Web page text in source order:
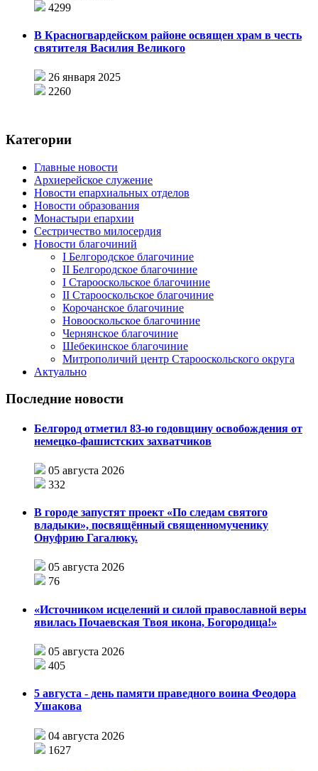
4299
В Красногвардейском районе освящен храм в честь
святителя Василия Великого
26 января 2025
2260
Категории
Главные новости
Архиерейское служение
Новости епархиальных отделов
Новости образования
Монастыри епархии
Сестричество милосердия
Новости благочиний
I Белгородское благочиние
II Белгородское благочиние
I Старооскольское благочиние
II Старооскольское благочиние
Корочанское благочиние
Новооскольское благочиние
Чернянское благочиние
Шебекинское благочиние
Митрополичий центр Старооскольского округа
Актуально
Последние новости
Белгород отметил 83-ю годовщину освобождения от
немецко-фашистских захватчиков
05 августа 2026
332
В городе запустят проект «По следам святого
владыки», посвящённый священномученику
Онуфрию Гагалюку.
05 августа 2026
76
«Источником исцелений и силой православной веры
явилась Почаевская Твоя икона, Богородица!»
05 августа 2026
405
5 августа - день памяти праведного воина Феодора
Ушакова
04 августа 2026
1627